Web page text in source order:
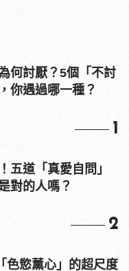
何討厭？5個「不討
你遇過哪一種？
1
五道「真愛自問」
對的人嗎？
2
色慾薰心」的超尺度